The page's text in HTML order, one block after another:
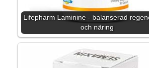
Lifepharm Laminine - balanserad
och näring